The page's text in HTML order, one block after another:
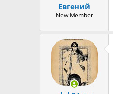
л
а
Евгений
New Member